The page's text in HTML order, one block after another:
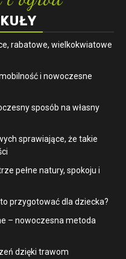
rabatowe, wielkokwiatowe
i nowoczesne
sposób na własny
sprawiające, że takie
pełne natury, spokoju i
przygotować dla dziecka?
– nowoczesna metoda
dzięki trawom